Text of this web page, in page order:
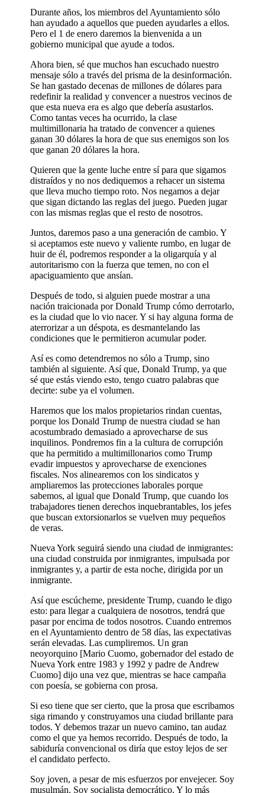
Durante años, los miembros del Ayuntamiento sólo
han ayudado a aquellos que pueden ayudarles a ellos.
Pero el 1 de enero daremos la bienvenida a un
gobierno municipal que ayude a todos.
Ahora bien, sé que muchos han escuchado nuestro
mensaje sólo a través del prisma de la desinformación.
Se han gastado decenas de millones de dólares para
redefinir la realidad y convencer a nuestros vecinos de
que esta nueva era es algo que debería asustarlos.
Como tantas veces ha ocurrido, la clase
multimillonaria ha tratado de convencer a quienes
ganan 30 dólares la hora de que sus enemigos son los
que ganan 20 dólares la hora.
Quieren que la gente luche entre sí para que sigamos
distraídos y no nos dediquemos a rehacer un sistema
que lleva mucho tiempo roto. Nos negamos a dejar
que sigan dictando las reglas del juego. Pueden jugar
con las mismas reglas que el resto de nosotros.
Juntos, daremos paso a una generación de cambio. Y
si aceptamos este nuevo y valiente rumbo, en lugar de
huir de él, podremos responder a la oligarquía y al
autoritarismo con la fuerza que temen, no con el
apaciguamiento que ansían.
Después de todo, si alguien puede mostrar a una
nación traicionada por Donald Trump cómo derrotarlo,
es la ciudad que lo vio nacer. Y si hay alguna forma de
aterrorizar a un déspota, es desmantelando las
condiciones que le permitieron acumular poder.
Así es como detendremos no sólo a Trump, sino
también al siguiente. Así que, Donald Trump, ya que
sé que estás viendo esto, tengo cuatro palabras que
decirte: sube ya el volumen.
Haremos que los malos propietarios rindan cuentas,
porque los Donald Trump de nuestra ciudad se han
acostumbrado demasiado a aprovecharse de sus
inquilinos. Pondremos fin a la cultura de corrupción
que ha permitido a multimillonarios como Trump
evadir impuestos y aprovecharse de exenciones
fiscales. Nos alinearemos con los sindicatos y
ampliaremos las protecciones laborales porque
sabemos, al igual que Donald Trump, que cuando los
trabajadores tienen derechos inquebrantables, los jefes
que buscan extorsionarlos se vuelven muy pequeños
de veras.
Nueva York seguirá siendo una ciudad de inmigrantes:
una ciudad construida por inmigrantes, impulsada por
inmigrantes y, a partir de esta noche, dirigida por un
inmigrante.
Así que escúcheme, presidente Trump, cuando le digo
esto: para llegar a cualquiera de nosotros, tendrá que
pasar por encima de todos nosotros. Cuando entremos
en el Ayuntamiento dentro de 58 días, las expectativas
serán elevadas. Las cumpliremos. Un gran
neoyorquino [Mario Cuomo, gobernador del estado de
Nueva York entre 1983 y 1992 y padre de Andrew
Cuomo] dijo una vez que, mientras se hace campaña
con poesía, se gobierna con prosa.
Si eso tiene que ser cierto, que la prosa que escribamos
siga rimando y construyamos una ciudad brillante para
todos. Y debemos trazar un nuevo camino, tan audaz
como el que ya hemos recorrido. Después de todo, la
sabiduría convencional os diría que estoy lejos de ser
el candidato perfecto.
Soy joven, a pesar de mis esfuerzos por envejecer. Soy
musulmán. Soy socialista democrático. Y lo más